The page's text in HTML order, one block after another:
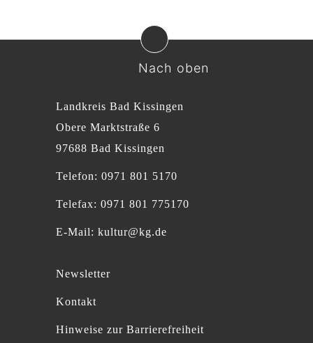
Nach oben
Landkreis Bad Kissingen
Obere Marktstraße 6
97688 Bad Kissingen
Telefon: 0971 801 5170
Telefax: 0971 801 775170
E-Mail: kultur@kg.de
Newsletter
Kontakt
Hinweise zur Barrierefreiheit